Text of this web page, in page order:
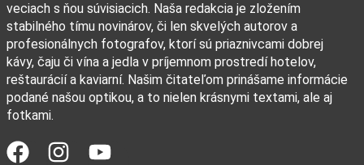
veciach s ňou súvisiacich. Naša redakcia je zložením
stabilného tímu novinárov, či len skvelých autorov a
profesionálnych fotografov, ktorí sú priaznivcami dobrej
kávy, čaju či vína a jedla v príjemnom prostredí hotelov,
reštaurácií a kaviarní. Našim čitateľom prinášame informácie
podané našou optikou, a to nielen krásnymi textami, ale aj
fotkami.